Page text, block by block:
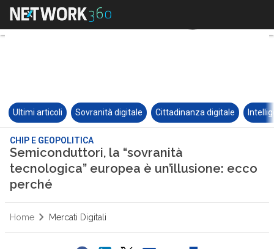
Ultimi articoli Sovranità digitale Cittadinanza digitale
CHIP E GEOPOLITICA
Semiconduttori, la “sovranità
tecnologica” europea è un’illusione: ecco
perché
Home Mercati Digitali